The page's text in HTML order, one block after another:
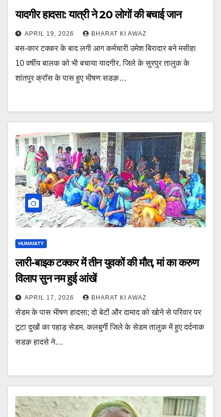
यादगीर हादसा: यात्री ने 20 लोगों की बचाई जान
APRIL 19, 2026 BHARAT KI AWAZ
बस-कार टक्कर के बाद लगी आग कर्मचारी उमेश बिरादार बने मसीहा
10 वर्षीय बालक को भी बचाया यादगीर. जिले के सुरपुर तालुक के
शांतपुर क्रॉस के पास हुए भीषण सडक़…
HUMANITY
लारी-बाइक टक्कर में तीन युवकों की मौत, मां का करुण
विलाप सुन नम हुई आंखें
APRIL 17, 2026 BHARAT KI AWAZ
सेडम के पास भीषण हादसा; दो बेटों और दामाद को खोने से परिवार पर
टूटा दुखों का पहाड़ सेडम. कलबुर्गी जिले के सेडम तालुक में हुए दर्दनाक
सडक़ हादसे ने…